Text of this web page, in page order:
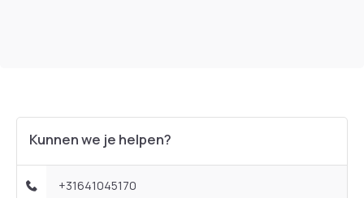
Kunnen we je helpen?
+31641045170